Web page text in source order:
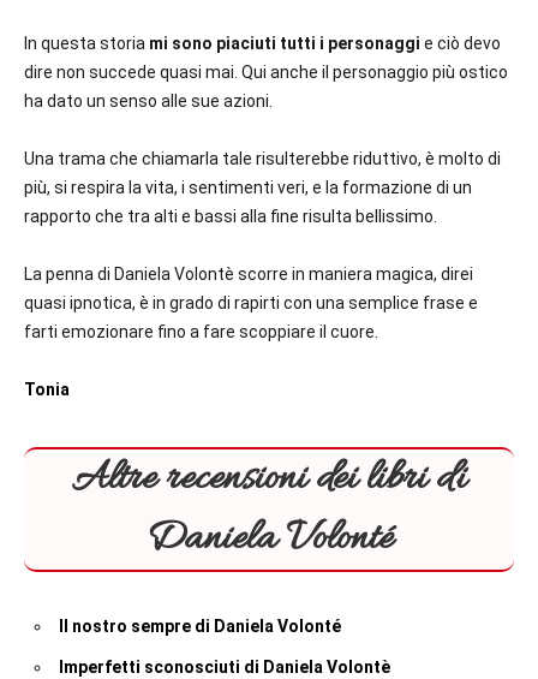
In questa storia mi sono piaciuti tutti i personaggi e ciò devo
dire non succede quasi mai. Qui anche il personaggio più ostico
ha dato un senso alle sue azioni.
Una trama che chiamarla tale risulterebbe riduttivo, è molto di
più, si respira la vita, i sentimenti veri, e la formazione di un
rapporto che tra alti e bassi alla fine risulta bellissimo.
La penna di Daniela Volontè scorre in maniera magica, direi
quasi ipnotica, è in grado di rapirti con una semplice frase e
farti emozionare fino a fare scoppiare il cuore.
Tonia
Altre recensioni dei libri di
Daniela Volonté
Il nostro sempre di Daniela Volonté
Imperfetti sconosciuti di Daniela Volontè